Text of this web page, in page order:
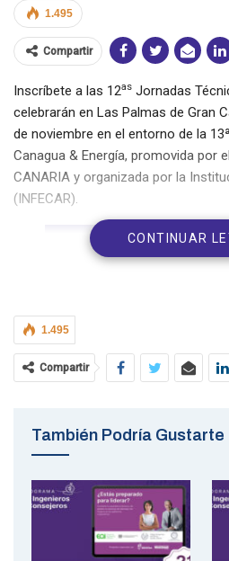
1.495
Compartir
Inscríbete a las 12as Jornadas
celebrarán en Las Palmas de Gran
de noviembre en el entorno de la
Canagua & Energía, promovida por
CANARIA y organizada por la
(INFECAR).
WWW.PAT18-
Consulta el
CONTINUAR
1.495
Compartir
También Podría Gustarte